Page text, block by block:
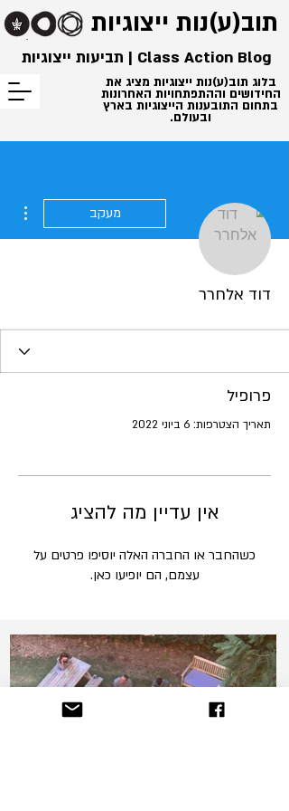
תוב(ע)נות ייצוגיות
בלוג תוב(ע)נות ייצוגיות מציג את
החידושים וההתפתחויות האחרונות
בתחום התובענות הייצוגיות בארץ
ובעולם.
Class Action Blog | תביעות ייצוגיות
מעקב
דוד אלחרר
פרופיל
תאריך הצטרפות: 6 ביוני 2022
אין עדיין מה להציג
כשהחבר או החברה האלה יוסיפו פרטים על
עצמם, הם יופיעו כאן.